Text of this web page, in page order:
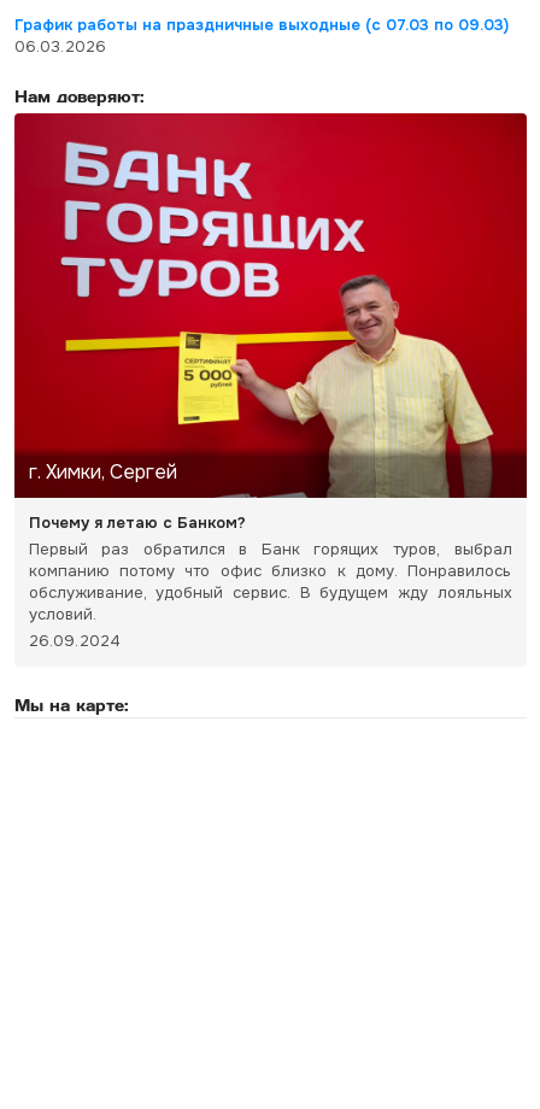
График работы на праздничные выходные (с 07.03 по 09.03)
06.03.2026
Нам доверяют:
г. Химки, Сергей
Почему я летаю с Банком?
Первый раз обратился в Банк горящих туров, выбрал
компанию потому что офис близко к дому. Понравилось
обслуживание, удобный сервис. В будущем жду лояльных
условий.
26.09.2024
Мы на карте: